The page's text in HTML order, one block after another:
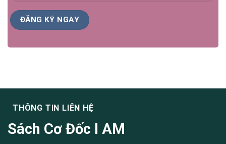
THÔNG TIN LIÊN HỆ
Sách Cơ Đốc I AM